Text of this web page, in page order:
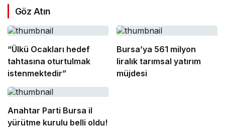
Göz Atın
“Ülkü Ocakları hedef
tahtasına oturtulmak
istenmektedir”
Bursa’ya 561 milyon
liralık tarımsal yatırım
müjdesi
Anahtar Parti Bursa il
yürütme kurulu belli oldu!